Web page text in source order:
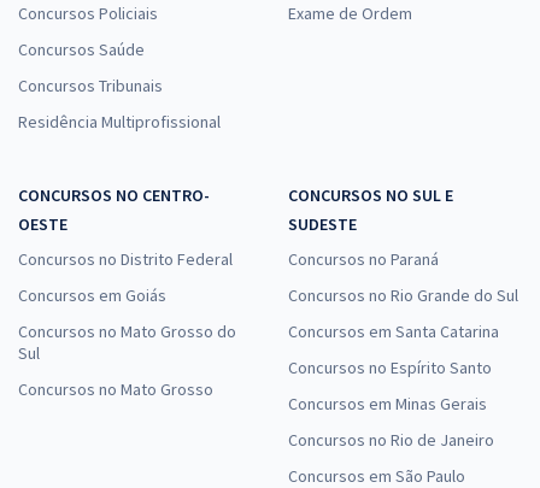
Concursos Policiais
Concursos Saúde
Concursos Tribunais
Residência Multiprofissional
Exame de Ordem
CONCURSOS NO CENTRO-
OESTE
Concursos no Distrito Federal
Concursos em Goiás
Concursos no Mato Grosso do
Sul
Concursos no Mato Grosso
CONCURSOS NO SUL E
SUDESTE
Concursos no Paraná
Concursos no Rio Grande do Sul
Concursos em Santa Catarina
Concursos no Espírito Santo
Concursos em Minas Gerais
Concursos no Rio de Janeiro
Concursos em São Paulo